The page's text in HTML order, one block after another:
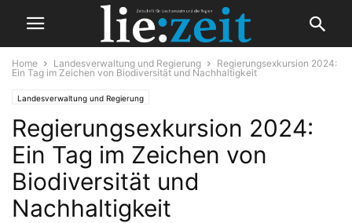
Home Landesverwaltung und Regierung
Regierungsexkursion 2024:
Ein Tag im Zeichen von Biodiversität und Nachhaltigkeit
Landesverwaltung und Regierung
Regierungsexkursion 2024:
Ein Tag im Zeichen von
Biodiversität und
Nachhaltigkeit